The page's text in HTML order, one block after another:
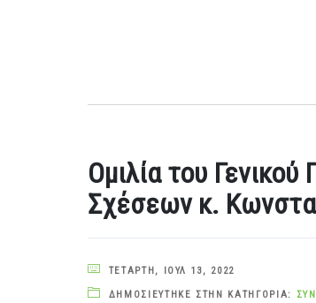
Ομιλία του
Σχέσεων κ.
ΤΕΤΆΡΤΗ, ΙΟΎΛ 13, 2022
ΔΗΜΟΣΙΕΎΤΗΚΕ ΣΤΗΝ ΚΑΤΗΓΟΡΊΑ: